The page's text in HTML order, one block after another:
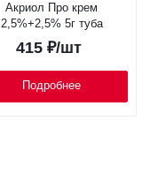
Акриол Про крем
2,5%+2,5% 5г туба
415₽/шт
Подробнее